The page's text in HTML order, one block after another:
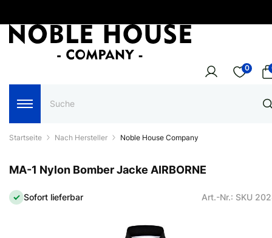
0
Startseite Nach Hersteller Noble House Company
MA-1 Nylon Bomber Jacke AIRBORNE
Sofort lieferbar Art.-Nr.: SKU